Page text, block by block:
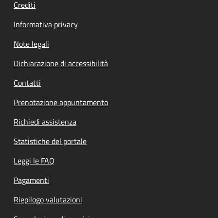
Crediti
Informativa privacy
Note legali
Dichiarazione di accessibilità
Contatti
Prenotazione appuntamento
Richiedi assistenza
Statistiche del portale
Leggi le FAQ
Pagamenti
Riepilogo valutazioni